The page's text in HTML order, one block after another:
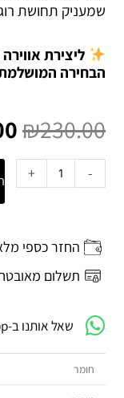
שמעניק תחושת
הבחירה
₪230.00
-
של
Yoki
ג'
33
עץ
+
החזר כספי
תשלום
שאל אותנו ב-WhatsApp
חומר